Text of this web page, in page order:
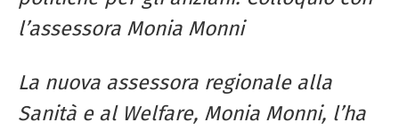
l’assessora Monia Monni
La nuova assessora regionale alla
Sanità e al Welfare, Monia Monni, l’ha